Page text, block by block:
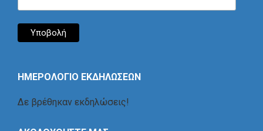
ΗΜΕΡΟΛΟΓΙΟ ΕΚΔΗΛΩΣΕΩΝ
Δε βρέθηκαν εκδηλώσεις!